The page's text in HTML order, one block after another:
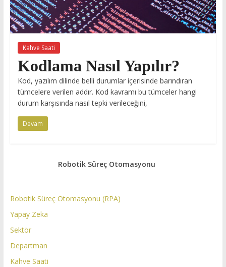
Kahve Saati
Kodlama Nasıl Yapılır?
Kod, yazılım dilinde belli durumlar içerisinde barındıran
tümcelere verilen addır. Kod kavramı bu tümceler hangi
durum karşısında nasıl tepki verileceğini,
Devam
Robotik Süreç Otomasyonu
Robotik Süreç Otomasyonu (RPA)
Yapay Zeka
Sektör
Departman
Kahve Saati